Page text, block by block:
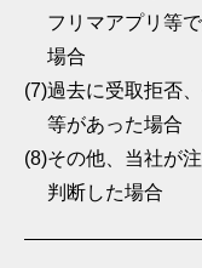
フリマアプリ等
場合
(7)過去に受取拒否
等があった場合
(8)その他、当社が
判断した場合